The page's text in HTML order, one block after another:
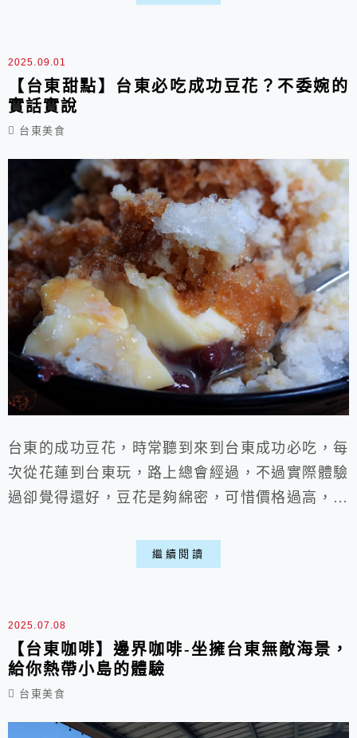
證吃得很悠哉，是一家知名台東必吃美食，下次去
2025.09.01
【台東甜點】台東必吃成功豆花？不委婉的
實話實說
台東美食
台東的成功豆花，時常聽到來到台東成功必吃，每
次從花蓮到台東玩，路上總會經過，不過實際體驗
過卻覺得還好，豆花是夠綿密，可惜價格過高，剉
半開放式空間說實話也蠻熱，大概不會再訪，不如
去一下海景咖啡廳，至少有個美麗的海景，吹吹海
繼續閱讀
2025.07.08
【台東咖啡】邊界咖啡-坐擁台東無敵海景，
給你熱帶小島的體驗
台東美食